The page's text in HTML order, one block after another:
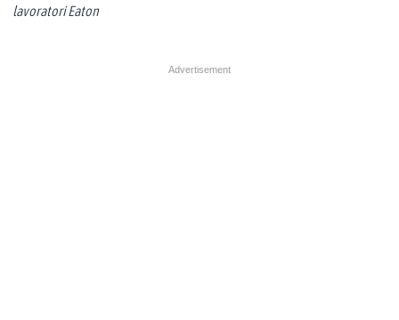
lavoratori Eaton